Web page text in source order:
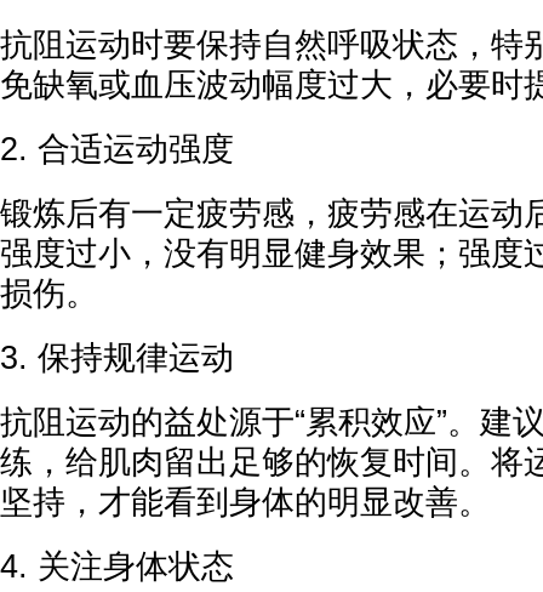
抗阻运动时要保持自然呼吸状态，特
免缺氧或血压波动幅度过大，必要时
2. 合适运动强度
锻炼后有一定疲劳感，疲劳感在运动
强度过小，没有明显健身效果；强度
损伤。
3. 保持规律运动
抗阻运动的益处源于“累积效应”。建
练，给肌肉留出足够的恢复时间。将
坚持，才能看到身体的明显改善。
4. 关注身体状态